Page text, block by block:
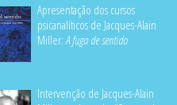
Apresentação dos cursos
psicanalíticos de Jacques-Alain
Miller:A fuga de sentido
Intervenção de Jacques-Alain